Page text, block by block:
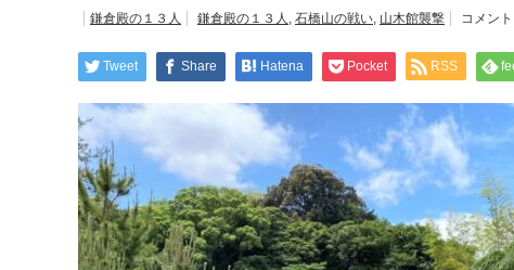
鎌倉殿の１３人 鎌倉殿の１３人 , 石橋山の戦い, 山木館襲撃 コメン
Tweet Share Hatena Pocket RSS